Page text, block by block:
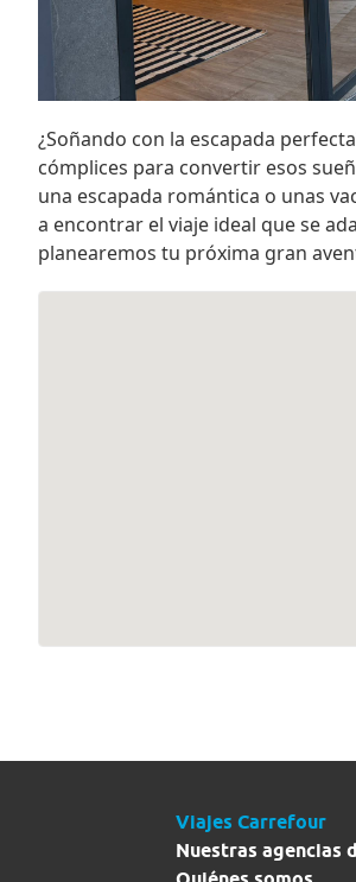
¿Soñando con la escapada
cómplices para convertir esos
una escapada romántica o unas
a encontrar el viaje ideal que se
planearemos tu próxima gran
Viajes Carrefour
Nuestras agencias